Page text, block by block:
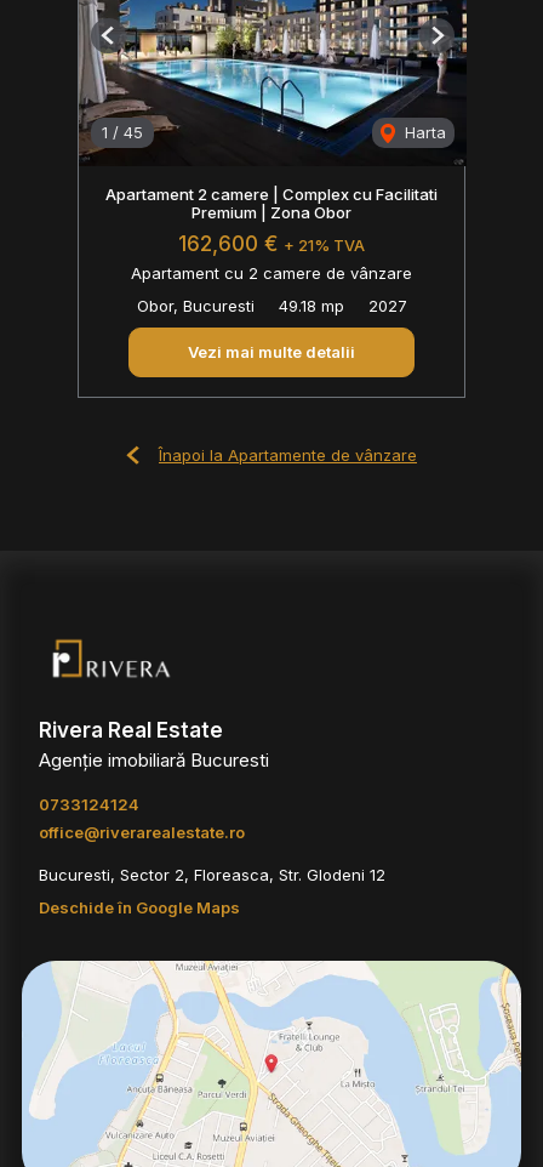
1 / 45 Harta
Previous Next
Apartament 2 camere | Complex cu Facilitati
Premium | Zona Obor
162,600 € + 21% TVA
Apartament cu 2 camere de vânzare
Obor, Bucuresti
49.18 mp 2027
Vezi mai multe detalii
Înapoi la Apartamente de vânzare
Rivera Real Estate
Agenție imobiliară Bucuresti
0733124124
office@riverarealestate.ro
Bucuresti, Sector 2, Floreasca, Str. Glodeni 12
Deschide în Google Maps